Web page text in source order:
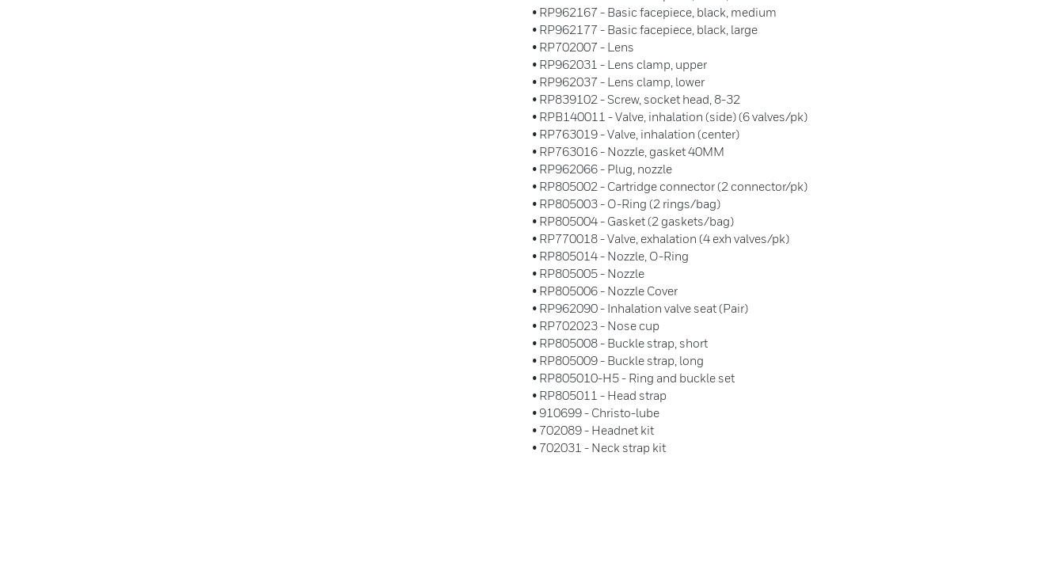
• RP962167 - Basic facepiece, black, medium
• RP962177 - Basic facepiece, black, large
• RP702007 - Lens
• RP962031 - Lens clamp, upper
• RP962037 - Lens clamp, lower
• RP839102 - Screw, socket head, 8-32
• RPB140011 - Valve, inhalation (side) (6 valves/pk)
• RP763019 - Valve, inhalation (center)
• RP763016 - Nozzle, gasket 40MM
• RP962066 - Plug, nozzle
• RP805002 - Cartridge connector (2 connector/pk)
• RP805003 - O-Ring (2 rings/bag)
• RP805004 - Gasket (2 gaskets/bag)
• RP770018 - Valve, exhalation (4 exh valves/pk)
• RP805014 - Nozzle, O-Ring
• RP805005 - Nozzle
• RP805006 - Nozzle Cover
• RP962090 - Inhalation valve seat (Pair)
• RP702023 - Nose cup
• RP805008 - Buckle strap, short
• RP805009 - Buckle strap, long
• RP805010-H5 - Ring and buckle set
• RP805011 - Head strap
• 910699 - Christo-lube
• 702089 - Headnet kit
• 702031 - Neck strap kit